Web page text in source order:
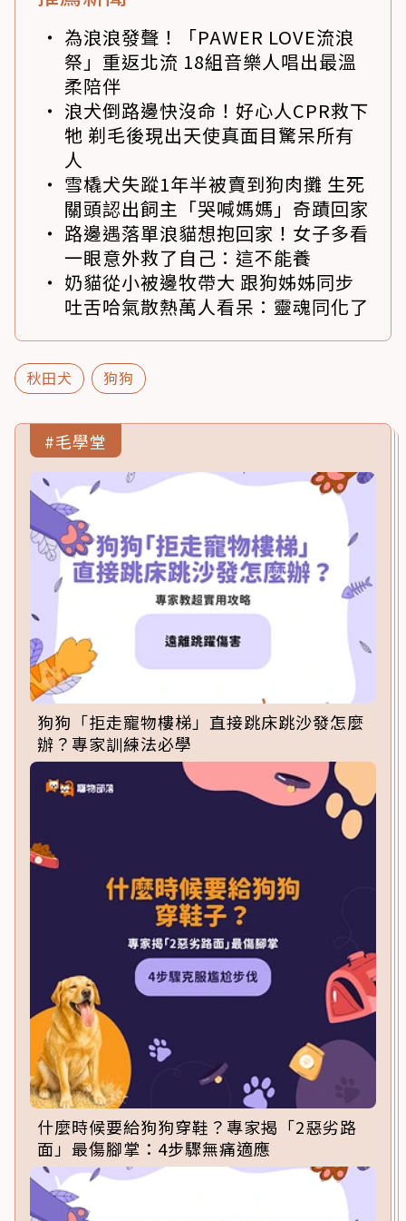
為浪浪發聲！「PAWER LOVE流浪
祭」重返北流 18組音樂人唱出最溫
柔陪伴
浪犬倒路邊快沒命！好心人CPR救下
牠 剃毛後現出天使真面目驚呆所有
人
雪橇犬失蹤1年半被賣到狗肉攤 生死
關頭認出飼主「哭喊媽媽」奇蹟回家
路邊遇落單浪貓想抱回家！女子多看
一眼意外救了自己：這不能養
奶貓從小被邊牧帶大 跟狗姊姊同步
吐舌哈氣散熱萬人看呆：靈魂同化了
秋田犬 狗狗
#毛學堂
狗狗「拒走寵物樓梯」直接跳床跳沙發怎麼
辦？專家訓練法必學
什麼時候要給狗狗穿鞋？專家揭「2惡劣路
面」最傷腳掌：4步驟無痛適應